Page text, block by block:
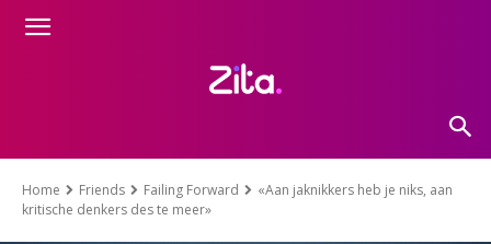
Home Friends Failing Forward
«Aan jaknikkers heb je niks, aan
kritische denkers des te meer»